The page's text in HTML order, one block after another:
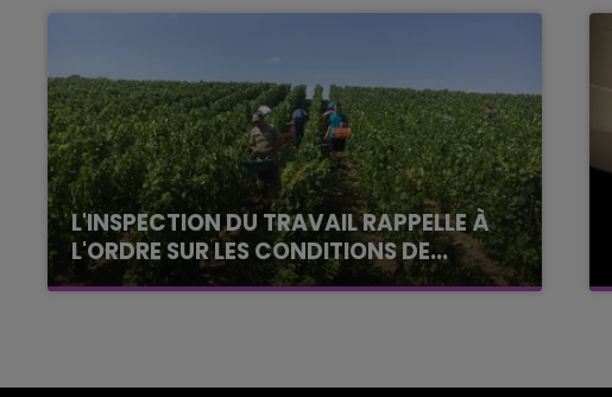
L'INSPECTION DU TRAVAIL RAPPELLE À
L'ORDRE SUR LES CONDITIONS DE...
Alors que les dates de début des vendange